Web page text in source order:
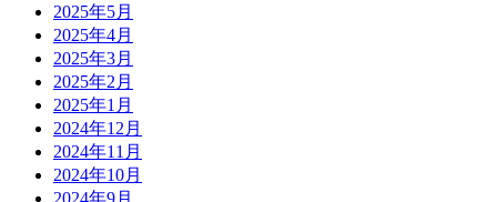
2025年5月
2025年4月
2025年3月
2025年2月
2025年1月
2024年12月
2024年11月
2024年10月
2024年9月